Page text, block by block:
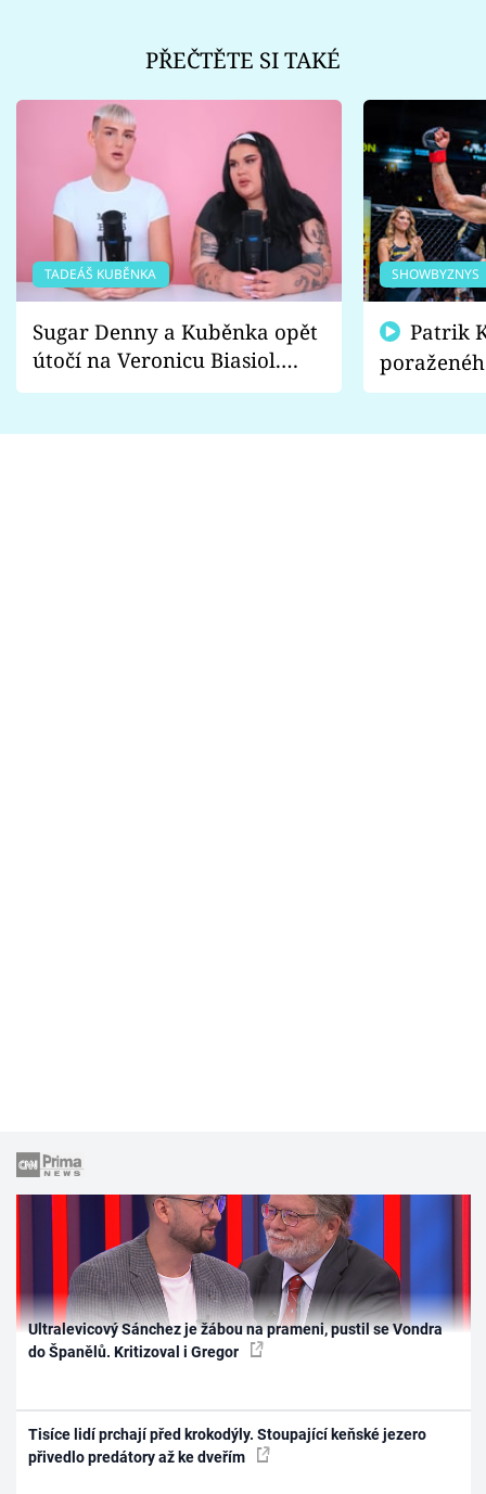
PŘEČTĚTE SI TAKÉ
TADEÁŠ KUBĚNKA
Sugar Denny a Kuběnka opět
útočí na Veronicu Biasiol.
Proč je podle nich falešná a
SHOWBYZNYS
fanoušci
Ultralevicový Sánchez je žábou na prameni, pustil se Vondra
do Španělů. Kritizoval i Gregor
Tisíce lidí prchají před krokodýly. Stoupající keňské jezero
přivedlo predátory až ke dveřím